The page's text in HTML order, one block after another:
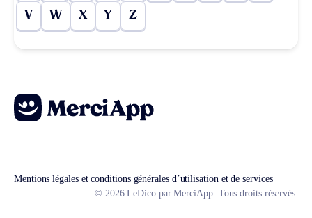
V W X Y Z
Mentions légales et conditions générales d’utilisation et de services
© 2026 LeDico par MerciApp. Tous droits réservés.